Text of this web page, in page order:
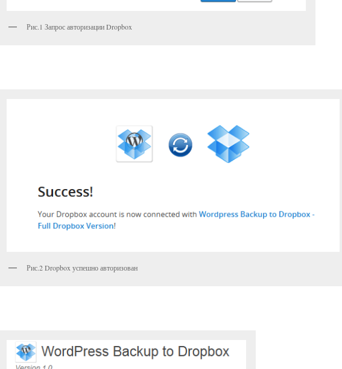
Рис.1 Запрос авторизации Dropbox
Рис.2 Dropbox успешно авторизован